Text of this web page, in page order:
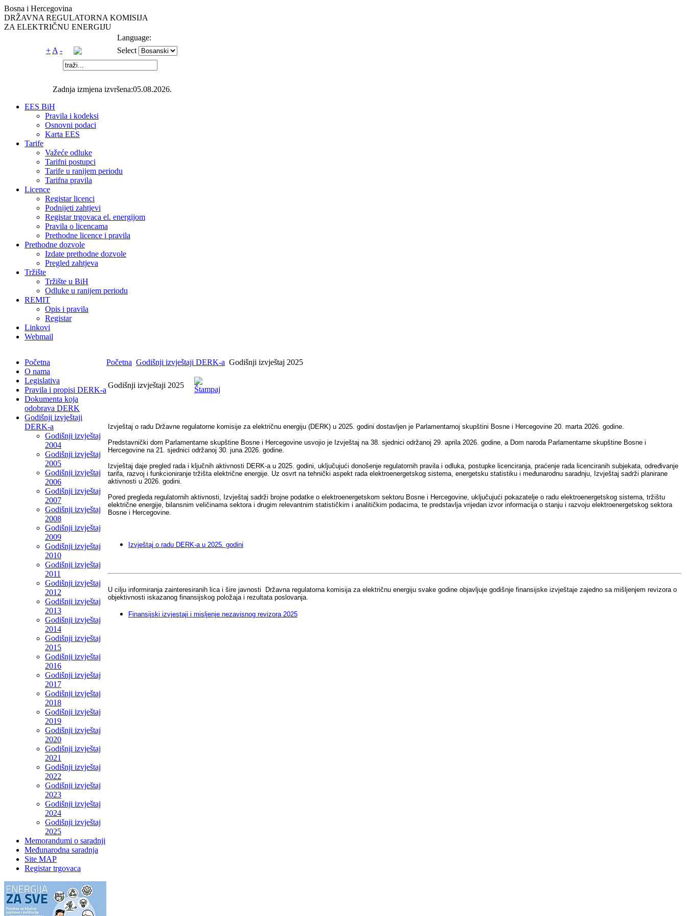
Bosna i Hercegovina
DRŽAVNA REGULATORNA KOMISIJA
ZA ELEKTRIČNU ENERGIJU
Language:
+ A - Select
Zadnja izmjena izvršena:05.08.2026.
EES BiH
Pravila i kodeksi
Osnovni podaci
Karta EES
Tarife
Važeće odluke
Tarifni postupci
Tarife u ranijem periodu
Tarifna pravila
Licence
Registar licenci
Podnijeti zahtjevi
Registar trgovaca el. energijom
Pravila o licencama
Prethodne licence i pravila
Prethodne dozvole
Izdate prethodne dozvole
Pregled zahtjeva
Tržište
Tržište u BiH
Odluke u ranijem periodu
REMIT
Opis i pravila
Registar
Linkovi
Webmail
Početna
O nama
Legislativa
Pravila i propisi DERK-a
Dokumenta koja
odobrava DERK
Godišnji izvještaji
DERK-a
Godišnji izvještaj
2004
Godišnji izvještaj
2005
Godišnji izvještaj
2006
Godišnji izvještaj
2007
Godišnji izvještaj
2008
Godišnji izvještaj
2009
Godišnji izvještaj
2010
Godišnji izvještaj
2011
Godišnji izvještaj
2012
Godišnji izvještaj
2013
Godišnji izvještaj
2014
Godišnji izvještaj
2015
Godišnji izvještaj
2016
Godišnji izvještaj
2017
Godišnji izvještaj
2018
Godišnji izvještaj
2019
Godišnji izvještaj
2020
Godišnji izvještaj
2021
Godišnji izvještaj
2022
Godišnji izvještaj
2023
Godišnji izvještaj
2024
Godišnji izvještaj
2025
Memorandumi o saradnji
Međunarodna saradnja
Site MAP
Registar trgovaca
Početna Godišnji izvještaji DERK-a Godišnji izvještaj 2025
Godišnji izvještaji 2025
Izvještaj o radu Državne regulatorne komisije za električnu energiju (DERK) u 2025. godini dostavljen je Parlamentarnoj skupštini Bosne i Hercegovine 20. marta 2026. godine.
Predstavnički dom Parlamentarne skupštine Bosne i Hercegovine usvojio je Izvještaj na 38. sjednici održanoj 29. aprila 2026. godine, a Dom naroda Parlamentarne skupštine Bosne i
Hercegovine na 21. sjednici održanoj 30. juna 2026. godine.
Izvještaj daje pregled rada i ključnih aktivnosti DERK-a u 2025. godini, uključujući donošenje regulatornih pravila i odluka, postupke licenciranja, praćenje rada licenciranih subjekata, određivanje
tarifa, razvoj i funkcioniranje tržišta električne energije. Uz osvrt na tehnički aspekt rada elektroenergetskog sistema, energetsku statistiku i međunarodnu saradnju, Izvještaj sadrži planirane
aktivnosti u 2026. godini.
Pored pregleda regulatornih aktivnosti, Izvještaj sadrži brojne podatke o elektroenergetskom sektoru Bosne i Hercegovine, uključujući pokazatelje o radu elektroenergetskog sistema, tržištu
električne energije, bilansnim veličinama sektora i drugim relevantnim statističkim i analitičkim podacima, te predstavlja vrijedan izvor informacija o stanju i razvoju elektroenergetskog sektora
Bosne i Hercegovine.
Izvještaj o radu DERK-a u 2025. godini
U cilju informiranja zainteresiranih lica i šire javnosti Državna regulatorna komisija za električnu energiju svake godine objavljuje godišnje finansijske izvještaje zajedno sa mišljenjem revizora o
objektivnosti iskazanog finansijskog položaja i rezultata poslovanja.
Finansijski izvjestaji i misljenje nezavisnog revizora 2025